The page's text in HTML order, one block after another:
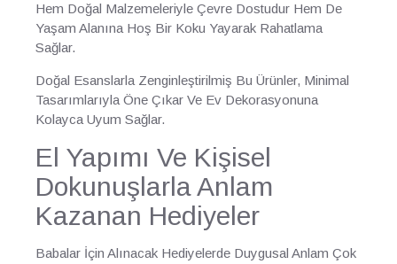
Hem Doğal Malzemeleriyle Çevre Dostudur Hem De
Yaşam Alanına Hoş Bir Koku Yayarak Rahatlama
Sağlar.
Doğal Esanslarla Zenginleştirilmiş Bu Ürünler, Minimal
Tasarımlarıyla Öne Çıkar Ve Ev Dekorasyonuna
Kolayca Uyum Sağlar.
El Yapımı Ve Kişisel
Dokunuşlarla Anlam
Kazanan Hediyeler
Babalar İçin Alınacak Hediyelerde Duygusal Anlam Çok